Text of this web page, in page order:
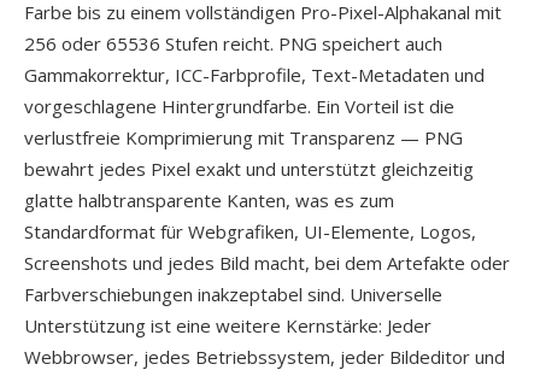
Farbe bis zu einem vollständigen Pro-Pixel-Alphakanal mit
256 oder 65536 Stufen reicht. PNG speichert auch
Gammakorrektur, ICC-Farbprofile, Text-Metadaten und
vorgeschlagene Hintergrundfarbe. Ein Vorteil ist die
verlustfreie Komprimierung mit Transparenz — PNG
bewahrt jedes Pixel exakt und unterstützt gleichzeitig
glatte halbtransparente Kanten, was es zum
Standardformat für Webgrafiken, UI-Elemente, Logos,
Screenshots und jedes Bild macht, bei dem Artefakte oder
Farbverschiebungen inakzeptabel sind. Universelle
Unterstützung ist eine weitere Kernstärke: Jeder
Webbrowser, jedes Betriebssystem, jeder Bildeditor und